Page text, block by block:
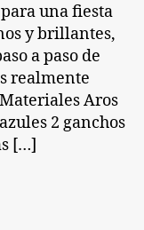
una fiesta
y brillantes,
a paso de
realmente
Aros
2 ganchos
[…]